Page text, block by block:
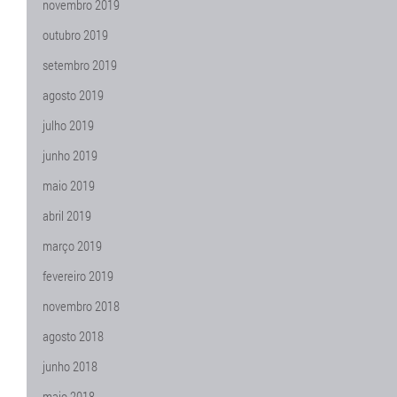
novembro 2019
outubro 2019
setembro 2019
agosto 2019
julho 2019
junho 2019
maio 2019
abril 2019
março 2019
fevereiro 2019
novembro 2018
agosto 2018
junho 2018